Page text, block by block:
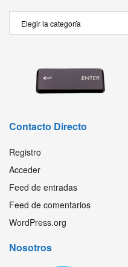
Contacto Directo
Registro
Acceder
Feed de entradas
Feed de comentarios
WordPress.org
Nosotros